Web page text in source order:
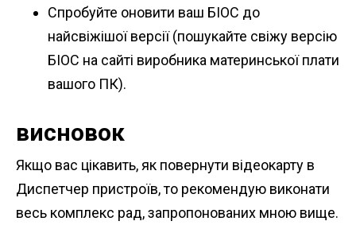
Спробуйте оновити ваш БІОС до
найсвіжішої версії (пошукайте свіжу версію
БІОС на сайті виробника материнської плати
вашого ПК).
висновок
Якщо вас цікавить, як повернути відеокарту в
Диспетчер пристроїв, то рекомендую виконати
весь комплекс рад, запропонованих мною вище.